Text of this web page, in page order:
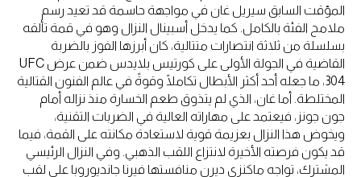
المؤقت السابق سيريل غان في مواجهة حاسمة قد تعيد رسم
ملامح الفئة بالكامل. كما يدخل أسبينال النزال وهو في قمة تألقه
بسلسلة من ثلاثة انتصارات متتالية، كان أبرزها الفوز بالضربة
القاضية في الجولة الأولى على كورتيس بلايدس ضمن عرض UFC
304، ما جعله أحد أكثر الأبطال تكاملًا وقوةً في عالم الفنون القتالية
المختلطة. أما غان، الذي لم يتذوق طعم الخسارة منذ نزاله أمام
جون جونز، فيعتمد على مهاراته العالية في الضربات التقنية،
ويخوض هذا النزال بعزيمة قوية لاستعادة مكانته على القمة، فيما
قد يكون فرصته الأخيرة لانتزاع اللقب الذهبي. وفي النزال الرئيسي
المشترك، تواجه ماكنزي ديرن منافستها فيرنا جانديوروبا على لقب